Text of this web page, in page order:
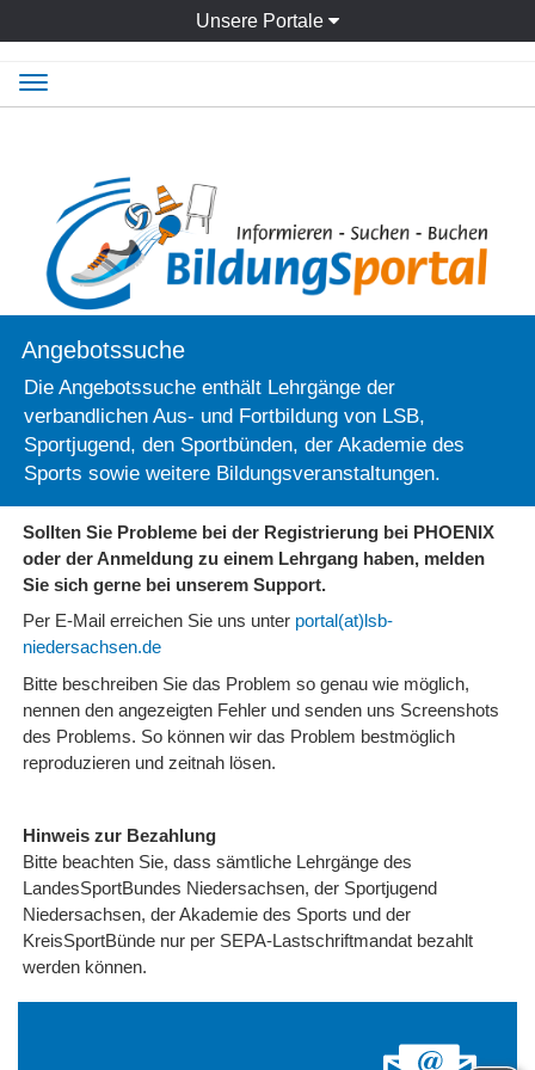
Unsere Portale
Angebotssuche
Die Angebotssuche enthält Lehrgänge der
verbandlichen Aus- und Fortbildung von LSB,
Sportjugend, den Sportbünden, der Akademie des
Sports sowie weitere Bildungsveranstaltungen.
Sollten Sie Probleme bei der Registrierung bei PHOENIX
oder der Anmeldung zu einem Lehrgang haben, melden
Sie sich gerne bei unserem Support.
Per E-Mail erreichen Sie uns unter portal(at)lsb-
niedersachsen.de
Bitte beschreiben Sie das Problem so genau wie möglich,
nennen den angezeigten Fehler und senden uns Screenshots
des Problems. So können wir das Problem bestmöglich
reproduzieren und zeitnah lösen.
Hinweis zur Bezahlung
Bitte beachten Sie, dass sämtliche Lehrgänge des
LandesSportBundes Niedersachsen, der Sportjugend
Niedersachsen, der Akademie des Sports und der
KreisSportBünde nur per SEPA-Lastschriftmandat bezahlt
werden können.
Navigation
ein-/ausblenden